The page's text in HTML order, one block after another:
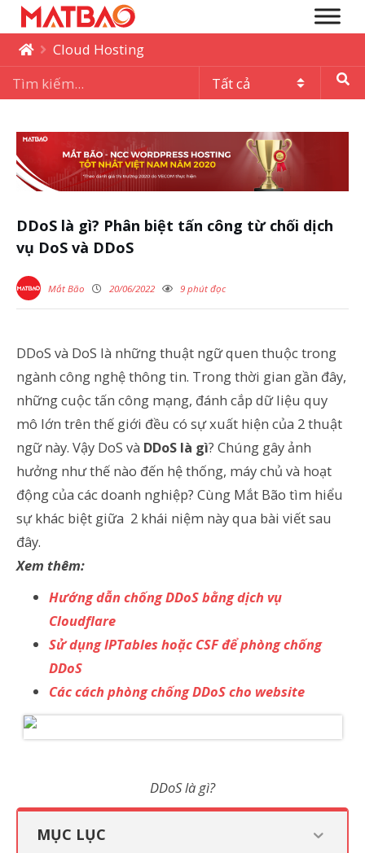
Cloud Hosting
DDoS là gì? Phân biệt tấn công từ chối dịch
vụ DoS và DDoS
Mắt Bão 20/06/2022 9 phút đọc
DDoS và DoS là những thuật ngữ quen thuộc trong
ngành công nghệ thông tin. Trong thời gian gần đây,
những cuộc tấn công mạng, đánh cắp dữ liệu quy
mô lớn trên thế giới đều có sự xuất hiện của 2 thuật
ngữ này. Vậy DoS và DDoS là gì? Chúng gây ảnh
hưởng như thế nào đến hệ thống, máy chủ và hoạt
động của các doanh nghiệp? Cùng Mắt Bão tìm hiểu
sự khác biệt giữa 2 khái niệm này qua bài viết sau
đây.
Xem thêm:
Hướng dẫn chống DDoS bằng dịch vụ
Cloudflare
Sử dụng IPTables hoặc CSF để phòng chống
DDoS
Các cách phòng chống DDoS cho website
DDoS là gì?
MỤC LỤC